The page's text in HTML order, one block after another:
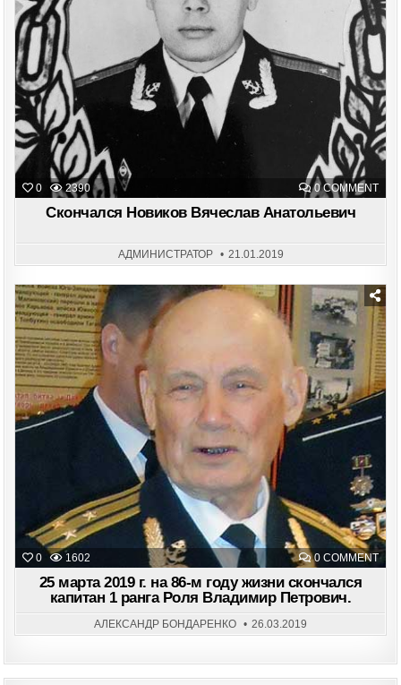
0 2390 0 COMMENTON
Скончался Новиков Вячеслав Анатольевич
АДМИНИСТРАТОР 21.01.2019
0 1602 0 COMMENTON
25
НА
М
25 марта 2019 г. на 86-м году жизни скончался
капитан 1 ранга Роля Владимир Петрович.
АЛЕКСАНДР БОНДАРЕНКО 26.03.2019